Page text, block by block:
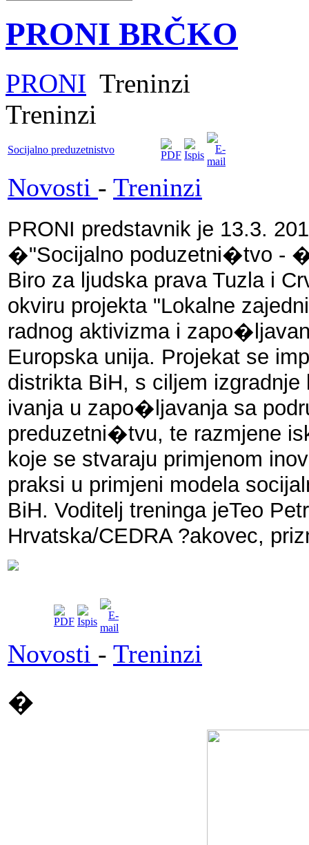
PRONI BRČKO
PRONI Treninzi
Treninzi
Socijalno preduzetnistvo
Novosti - Treninzi
PRONI predstavnik je 13.3.
�"Socijalno poduzetni�tvo -
Biro za ljudska prava Tuzla i
okviru projekta "Lokalne
radnog aktivizma i
Europska unija. Projekat se
distrikta BiH, s ciljem
ivanja u zapo�ljavanja sa
preduzetni�tvu, te razmjene
koje se stvaraju primjenom
praksi u primjeni modela
BiH. Voditelj treninga jeTeo
Hrvatska/CEDRA ?akovec,
Novosti - Treninzi
�